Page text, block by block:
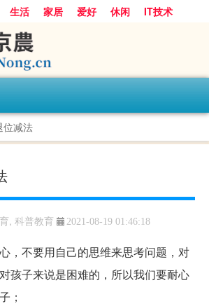
生活 家居 爱好 休闲
IT技术
位减法
, 科普教育 2021-08-19 01:46:18
，不要用自己的思维来思考问题，对
孩子来说是困难的，所以我们要耐心
；